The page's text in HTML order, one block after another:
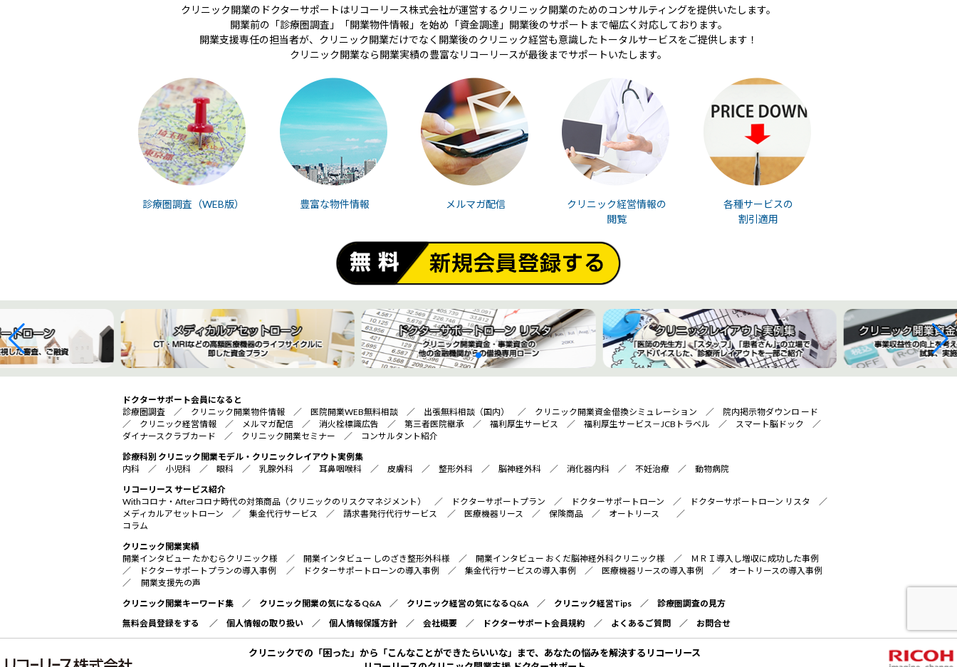
クリニック開業のドクターサポートはリコーリース株式会社が運営するクリニック開業のためのコンサルティングを提供いたします。
開業前の「診療圏調査」「開業物件情報」を始め「資金調達」開業後のサポートまで幅広く対応しております。
開業支援専任の担当者が、クリニック開業だけでなく開業後のクリニック経営も意識したトータルサービスをご提供します！
クリニック開業なら開業実績の豊富なリコーリースが最後までサポートいたします。
診療圏調査（WEB版） 豊富な物件情報 メルマガ配信
クリニック経営情報の
閲覧
各種サービスの
割引適用
ドクターサポート会員になると
診療圏調査 ／ クリニック開業物件情報 ／ 医院開業WEB無料相談 ／ 出張無料相談（国内） ／ クリニック開業資金借換シミュレーション ／ 院内掲示物ダウンロ ード
／ クリニック経営情報 ／ メルマガ配信 ／ 消火栓標識広告 ／ 第三者医院継承 ／ 福利厚生サービス ／ 福利厚生サービス－JCBトラベル ／ スマート脳ドック ／
ダイナースクラブカード ／ クリニック開業セミナー ／ コンサルタント紹介
診療科別 クリニック開業モデル・クリニックレイアウト実例集
内科 ／ 小児科 ／ 眼科 ／ 乳腺外科 ／ 耳鼻咽喉科 ／ 皮膚科 ／ 整形外科 ／ 脳神経外科 ／ 消化器内科 ／ 不妊治療 ／ 動物病院
リコーリース サービス紹介
Withコロナ・Afterコロナ時代の対策商品（クリニックのリスクマネジメント）
／ ドクターサポートプラン ／ ドクターサポートローン ／ ドクターサポートローン リスタ ／
メディカルアセットローン ／ 集金代行サービス ／ 請求書発行代行サービス ／ 医療機器リース ／ 保険商品 ／ オートリース
／
コラム
クリニック開業実績
開業インタビュー たかむらクリニック様 ／ 開業インタビュー しのざき整形外科様 ／ 開業インタビュー おくだ脳神経外科クリニック様 ／
ＭＲＩ導入し増収に成功した事例
／
ドクターサポートプランの導入事例 ／ ドクターサポートローンの導入事例 ／ 集金代行サービスの導入事例 ／ 医療機器リースの導入事例 ／ オートリースの導入事例
／ 開業支援先の声
クリニック開業キーワード集 ／ クリニック開業の気になるQ&A ／ クリニック経営の気になるQ&A ／ クリニック経営Tips ／ 診療圏調査の見方
無料会員登録をする
／ 個人情報の取り扱い ／ 個人情報保護方針 ／ 会社概要 ／ ドクターサポート会員規約 ／ よくあるご質問 ／ お問合せ
クリニックでの「困った」から「こんなことができたらいいな」まで、あなたの悩みを解決するリコーリース